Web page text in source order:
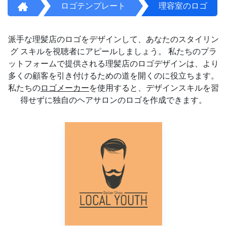
ロゴテンプレート 理容室のロゴ
派手な理髪店のロゴをデザインして、あなたのスタイリン
グ スキルを視聴者にアピールしましょう。 私たちのプラ
ットフォームで提供される理髪店のロゴデザインは、より
多くの顧客を引き付けるための道を開くのに役立ちます。
私たちのロゴメーカーを使用すると、デザインスキルを習
得せずに独自のヘアサロンのロゴを作成できます。